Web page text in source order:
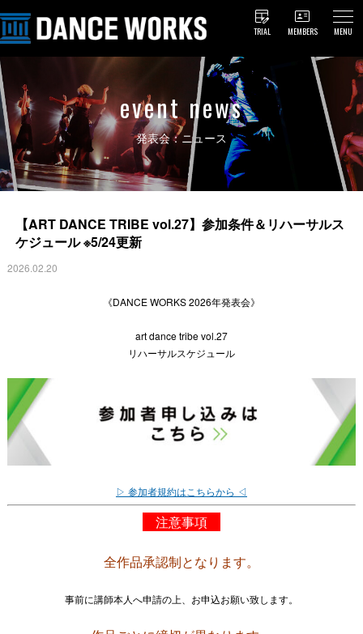
TRIAL MEMBERS MENU
event news
発表会：ニュース
【ART DANCE TRIBE vol.27】参加条件＆リハーサルス
ケジュール ※5/24更新
2026.02.20
《DANCE WORKS 2026年発表会》
art dance tribe vol.27
リハーサルスケジュール
▷ 参加者規約はこちらから ◁
注意事項
全作品承認制となります。
事前に講師本人へ申請の上、お申込お願い致します。